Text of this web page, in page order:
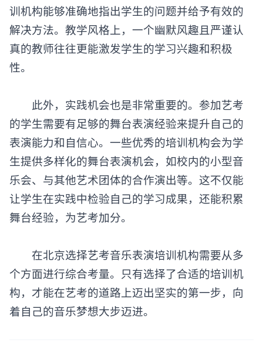
训机构能够准确地指出学生的问题并给予有效的
解决方法。教学风格上，一个幽默风趣且严谨认
真的教师往往更能激发学生的学习兴趣和积极
性。
此外，实践机会也是非常重要的。参加艺考
的学生需要有足够的舞台表演经验来提升自己的
表演能力和自信心。一些优秀的培训机构会为学
生提供多样化的舞台表演机会，如校内的小型音
乐会、与其他艺术团体的合作演出等。这不仅能
让学生在实践中检验自己的学习成果，还能积累
舞台经验，为艺考加分。
在北京选择艺考音乐表演培训机构需要从多
个方面进行综合考量。只有选择了合适的培训机
构，才能在艺考的道路上迈出坚实的第一步，向
着自己的音乐梦想大步迈进。